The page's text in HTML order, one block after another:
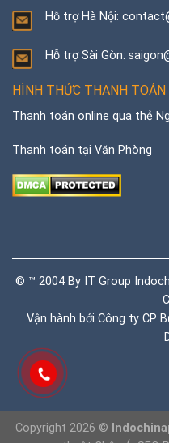
Hỗ trợ Hà Nội:
Hỗ trợ Sài Gòn:
HÌNH THỨC THANH TOÁN
Thanh toán online qua thẻ
Thanh toán tại Văn Phòng
© ™ 2004 By IT Group
Vận hành bởi Công ty CP
Copyright 2026 ©